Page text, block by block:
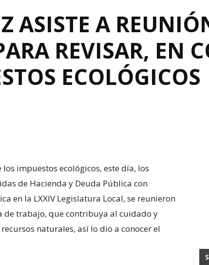
ASISTE A
REVISAR, EN
ECOLÓGICOS
impuestos ecológicos, este día, los
de Hacienda y Deuda Pública con
en la LXXIV Legislatura Local, se reunieron
de trabajo, que contribuya al cuidado y
naturales, así lo dio a conocer el